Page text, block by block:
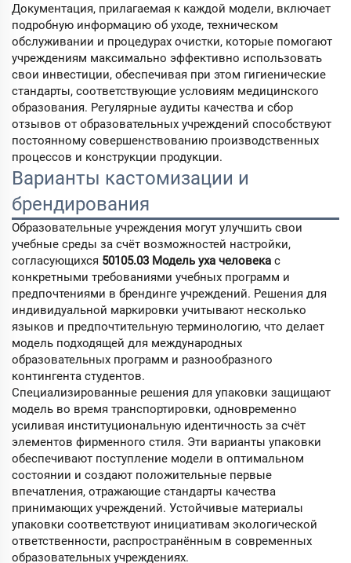
Документация, прилагаемая к каждой модели, включает
подробную информацию об уходе, техническом
обслуживании и процедурах очистки, которые помогают
учреждениям максимально эффективно использовать
свои инвестиции, обеспечивая при этом гигиенические
стандарты, соответствующие условиям медицинского
образования. Регулярные аудиты качества и сбор
отзывов от образовательных учреждений способствуют
постоянному совершенствованию производственных
процессов и конструкции продукции.
Варианты кастомизации и
брендирования
Образовательные учреждения могут улучшить свои
учебные среды за счёт возможностей настройки,
согласующихся 50105.03 Модель уха человека с
конкретными требованиями учебных программ и
предпочтениями в брендинге учреждений. Решения для
индивидуальной маркировки учитывают несколько
языков и предпочтительную терминологию, что делает
модель подходящей для международных
образовательных программ и разнообразного
контингента студентов.
Специализированные решения для упаковки защищают
модель во время транспортировки, одновременно
усиливая институциональную идентичность за счёт
элементов фирменного стиля. Эти варианты упаковки
обеспечивают поступление модели в оптимальном
состоянии и создают положительные первые
впечатления, отражающие стандарты качества
принимающих учреждений. Устойчивые материалы
упаковки соответствуют инициативам экологической
ответственности, распространённым в современных
образовательных учреждениях.